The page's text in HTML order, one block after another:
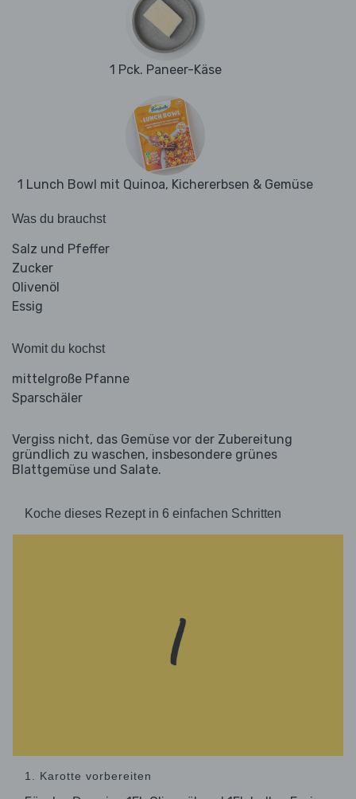
1 Pck. Paneer-Käse
1 Lunch Bowl mit Quinoa, Kichererbsen & Gemüse
Was du brauchst
Salz und Pfeffer
Zucker
Olivenöl
Essig
Womit du kochst
mittelgroße Pfanne
Sparschäler
Vergiss nicht, das Gemüse vor der Zubereitung
gründlich zu waschen, insbesondere grünes
Blattgemüse und Salate.
Koche dieses Rezept in 6 einfachen Schritten
1. Karotte vorbereiten